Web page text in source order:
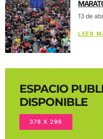
13 de
LEER
ESPACIO
DISPONIBLE
378 X 296